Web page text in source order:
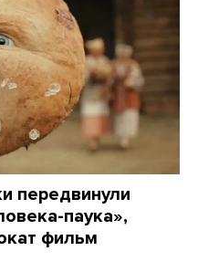
передвинули
паука»,
фильм